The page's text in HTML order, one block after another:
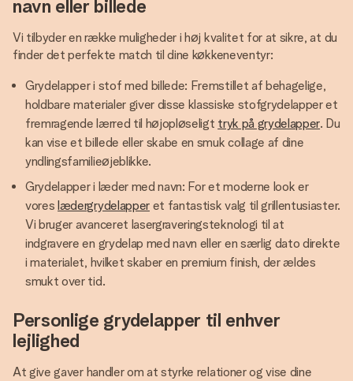
navn eller billede
Vi tilbyder en række muligheder i høj kvalitet for at sikre, at du
finder det perfekte match til dine køkkeneventyr:
Grydelapper i stof med billede: Fremstillet af behagelige,
holdbare materialer giver disse klassiske stofgrydelapper et
fremragende lærred til højopløseligt tryk på grydelapper. Du
kan vise et billede eller skabe en smuk collage af dine
yndlingsfamilieøjeblikke.
Grydelapper i læder med navn: For et moderne look er
voreslædergrydelapperet fantastisk valg til grillentusiaster.
Vi bruger avanceret lasergraveringsteknologi til at
indgravere en grydelap med navn eller en særlig dato direkte
i materialet, hvilket skaber en premium finish, der ældes
smukt over tid.
Personlige grydelapper til enhver
lejlighed
At give gaver handler om at styrke relationer og vise dine